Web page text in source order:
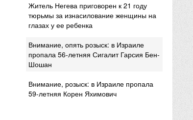
Житель Негева приговорен к 21 году
тюрьмы за изнасилование женщины на
глазах у ее ребенка
Внимание, опять розыск: в Израиле
пропала 56-летняя Сигалит Гарсия Бен-
Шошан
Внимание, розыск: в Израиле пропала
59-летняя Корен Яхимович